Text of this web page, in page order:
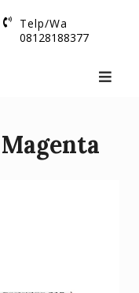
Telp/Wa
08128188377